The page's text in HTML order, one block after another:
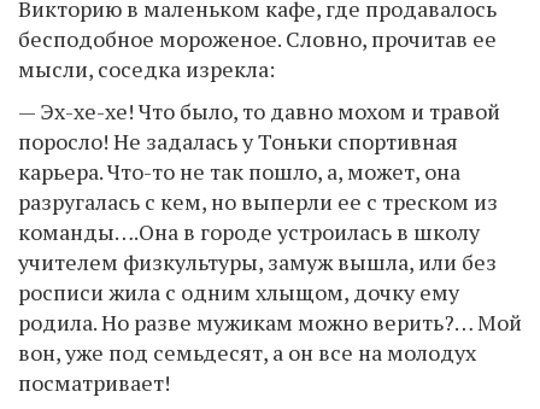
Викторию в маленьком кафе, где продавалось
бесподобное мороженое. Словно, прочитав ее
мысли, соседка изрекла:
— Эх-хе-хе! Что было, то давно мохом и травой
поросло! Не задалась у Тоньки спортивная
карьера. Что-то не так пошло, а, может, она
разругалась с кем, но выперли ее с треском из
команды….Она в городе устроилась в школу
учителем физкультуры, замуж вышла, или без
росписи жила с одним хлыщом, дочку ему
родила. Но разве мужикам можно верить?… Мой
вон, уже под семьдесят, а он все на молодух
посматривает!